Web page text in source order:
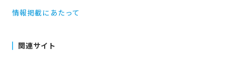
情報掲載にあたって
関連サイト